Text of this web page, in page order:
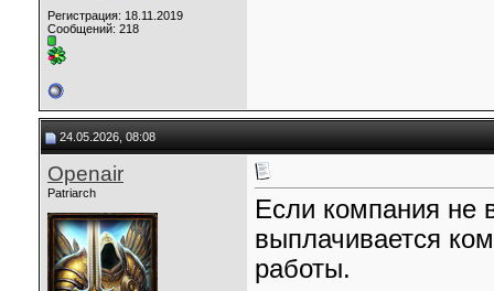
Регистрация: 18.11.2019
Сообщений: 218
24.05.2026, 08:08
Openair
Patriarch
Если компания не
выплачивается
работы.